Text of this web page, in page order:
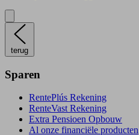
terug
Sparen
RentePlús Rekening
RenteVast Rekening
Extra Pensioen Opbouw
Al onze financiële producten